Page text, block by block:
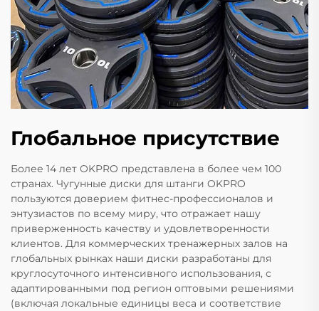
Глобальное присутствие
Более 14 лет OKPRO представлена в более чем 100
странах. Чугунные диски для штанги OKPRO
пользуются доверием фитнес-профессионалов и
энтузиастов по всему миру, что отражает нашу
приверженность качеству и удовлетворенности
клиентов. Для коммерческих тренажерных залов на
глобальных рынках наши диски разработаны для
круглосуточного интенсивного использования, с
адаптированными под регион оптовыми решениями
(включая локальные единицы веса и соответствие